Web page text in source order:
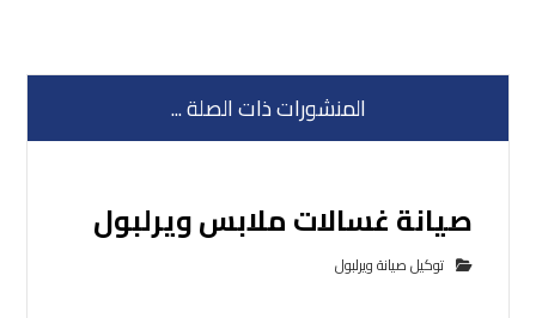
المنشورات ذات الصلة ...
صيانة غسالات ملابس ويرلبول
توكيل صيانة ويرلبول